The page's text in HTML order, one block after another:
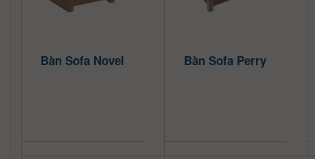
Bàn Sofa Novel
Bàn Sofa Perry